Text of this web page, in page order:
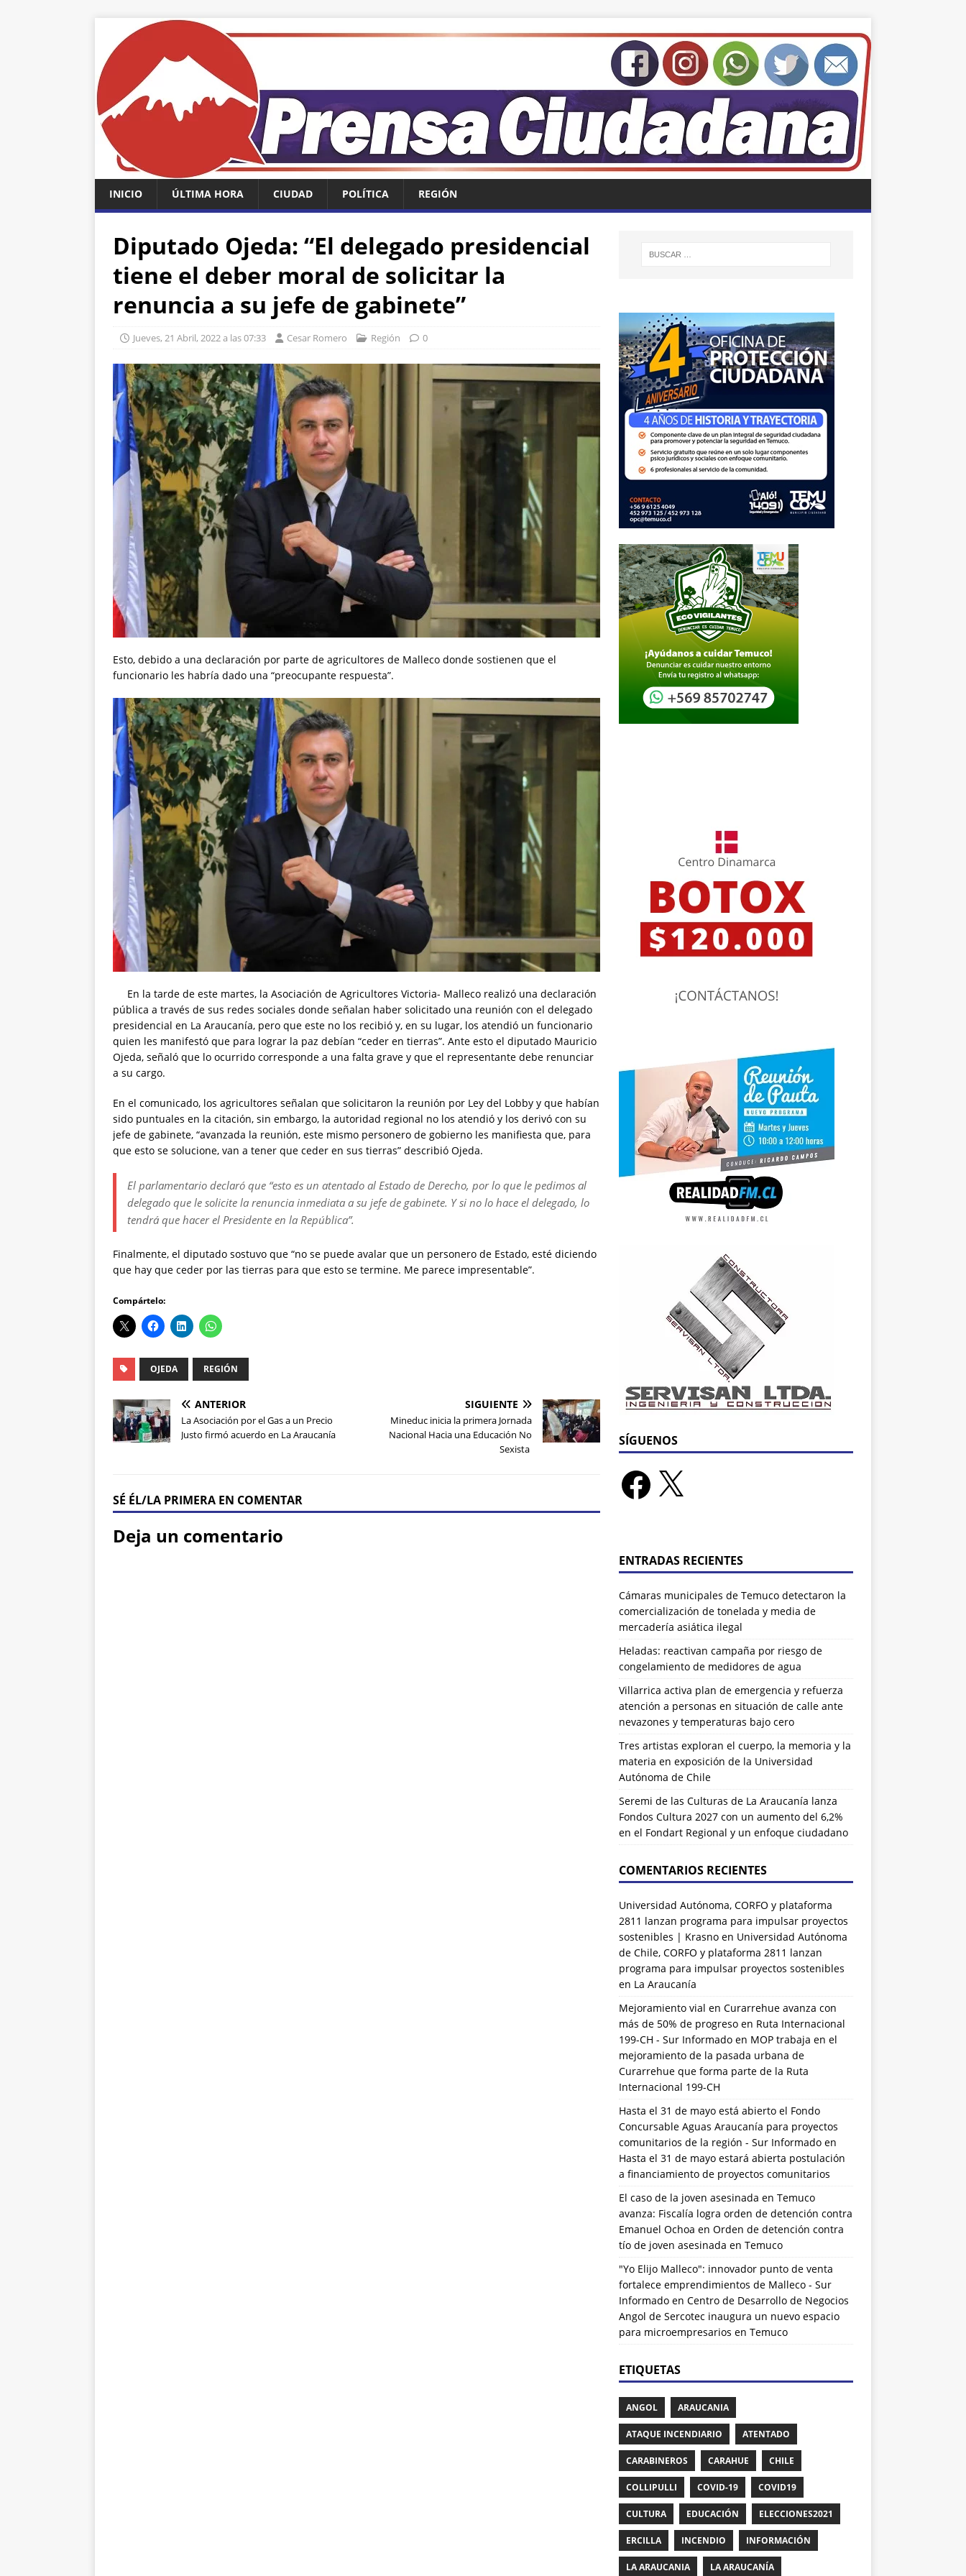
INICIO ÚLTIMA HORA CIUDAD POLÍTICA REGIÓN
Diputado Ojeda: “El delegado presidencial
tiene el deber moral de solicitar la
renuncia a su jefe de gabinete”
Jueves, 21 Abril, 2022 a las 07:33 Cesar Romero Región 0
Esto, debido a una declaración por parte de agricultores de Malleco donde sostienen que el
funcionario les habría dado una “preocupante respuesta”.
En la tarde de este martes, la Asociación de Agricultores Victoria- Malleco realizó una declaración
pública a través de sus redes sociales donde señalan haber solicitado una reunión con el delegado
presidencial en La Araucanía, pero que este no los recibió y, en su lugar, los atendió un funcionario
quien les manifestó que para lograr la paz debían “ceder en tierras”. Ante esto el diputado Mauricio
Ojeda, señaló que lo ocurrido corresponde a una falta grave y que el representante debe renunciar
a su cargo.
En el comunicado, los agricultores señalan que solicitaron la reunión por Ley del Lobby y que habían
sido puntuales en la citación, sin embargo, la autoridad regional no los atendió y los derivó con su
jefe de gabinete, “avanzada la reunión, este mismo personero de gobierno les manifiesta que, para
que esto se solucione, van a tener que ceder en sus tierras” describió Ojeda.
El parlamentario declaró que “esto es un atentado al Estado de Derecho, por lo que le pedimos al
delegado que le solicite la renuncia inmediata a su jefe de gabinete. Y si no lo hace el delegado, lo
tendrá que hacer el Presidente en la República”.
Finalmente, el diputado sostuvo que “no se puede avalar que un personero de Estado, esté diciendo
que hay que ceder por las tierras para que esto se termine. Me parece impresentable”.
Compártelo:
OJEDA REGIÓN
ANTERIOR
La Asociación por el Gas a un Precio
Justo firmó acuerdo en La Araucanía
SIGUIENTE
Mineduc inicia la primera Jornada
Nacional Hacia una Educación No
Sexista
SÉ ÉL/LA PRIMERA EN COMENTAR
Deja un comentario
SÍGUENOS
ENTRADAS RECIENTES
Cámaras municipales de Temuco detectaron la
comercialización de tonelada y media de
mercadería asiática ilegal
Heladas: reactivan campaña por riesgo de
congelamiento de medidores de agua
Villarrica activa plan de emergencia y refuerza
atención a personas en situación de calle ante
nevazones y temperaturas bajo cero
Tres artistas exploran el cuerpo, la memoria y la
materia en exposición de la Universidad
Autónoma de Chile
Seremi de las Culturas de La Araucanía lanza
Fondos Cultura 2027 con un aumento del 6,2%
en el Fondart Regional y un enfoque ciudadano
COMENTARIOS RECIENTES
Universidad Autónoma, CORFO y plataforma
2811 lanzan programa para impulsar proyectos
sostenibles | Krasnoen Universidad Autónoma
de Chile, CORFO y plataforma 2811 lanzan
programa para impulsar proyectos sostenibles
en La Araucanía
Mejoramiento vial en Curarrehue avanza con
más de 50% de progreso en Ruta Internacional
199-CH - Sur Informadoen MOP trabaja en el
mejoramiento de la pasada urbana de
Curarrehue que forma parte de la Ruta
Internacional 199-CH
Hasta el 31 de mayo está abierto el Fondo
Concursable Aguas Araucanía para proyectos
comunitarios de la región - Sur Informadoen
Hasta el 31 de mayo estará abierta postulación
a financiamiento de proyectos comunitarios
El caso de la joven asesinada en Temuco
avanza: Fiscalía logra orden de detención contra
Emanuel Ochoa en Orden de detención contra
tío de joven asesinada en Temuco
"Yo Elijo Malleco": innovador punto de venta
fortalece emprendimientos de Malleco - Sur
Informadoen Centro de Desarrollo de Negocios
Angol de Sercotec inaugura un nuevo espacio
para microempresarios en Temuco
ETIQUETAS
ANGOL ARAUCANIA
ATAQUE INCENDIARIO ATENTADO
CARABINEROS CARAHUE CHILE
COLLIPULLI COVID-19 COVID19
CULTURA EDUCACIÓN ELECCIONES2021
ERCILLA INCENDIO INFORMACIÓN
LA ARAUCANIA LA ARAUCANÍA